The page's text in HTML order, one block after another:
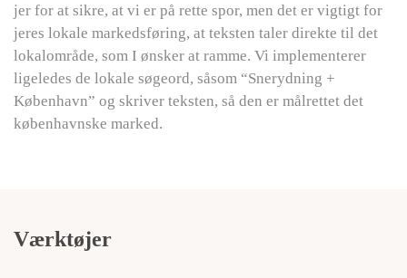
jer for at sikre, at vi er på rette spor, men det er vigtigt for
jeres lokale markedsføring, at teksten taler direkte til det
lokalområde, som I ønsker at ramme. Vi implementerer
ligeledes de lokale søgeord, såsom “Snerydning +
København” og skriver teksten, så den er målrettet det
københavnske marked.
Værktøjer